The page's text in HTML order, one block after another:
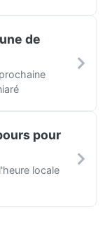
de
pour
locale